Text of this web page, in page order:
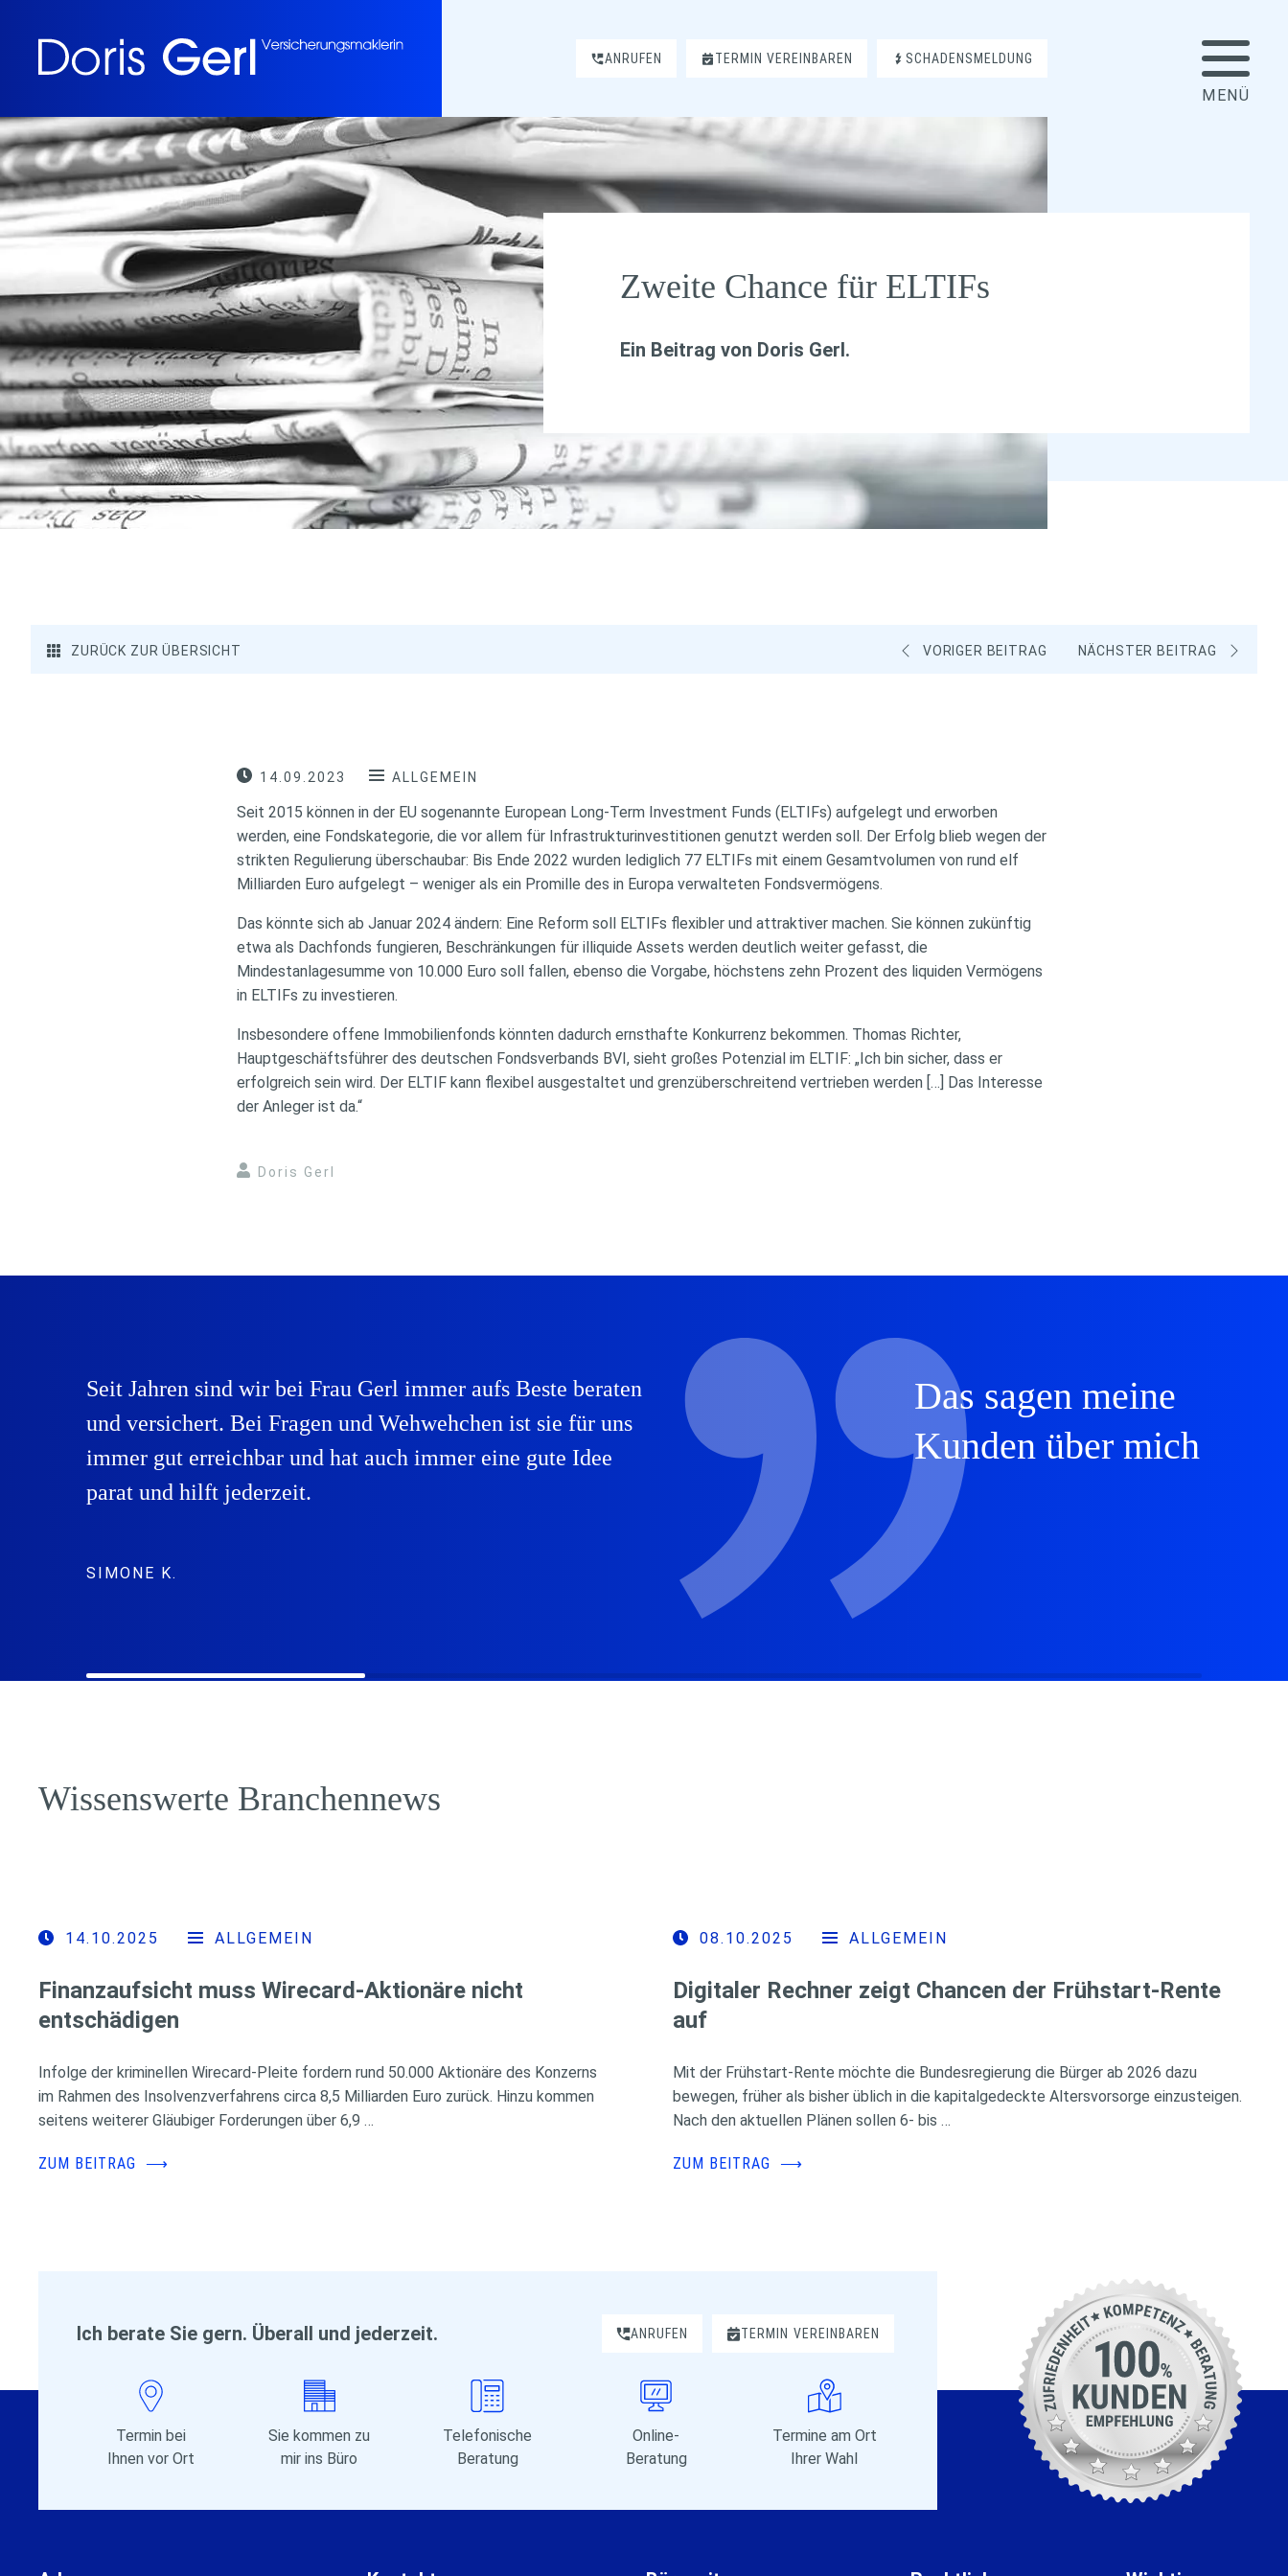
ANRUFEN TERMIN VEREINBAREN SCHADENSMELDUNG
Zweite Chance für ELTIFs
Ein Beitrag von Doris Gerl.
ZURÜCK ZUR ÜBERSICHT VORIGER BEITRAG NÄCHSTER BEITRAG
14.09.2023 ALLGEMEIN
Seit 2015 können in der EU sogenannte European Long-Term Investment Funds (ELTIFs) aufgelegt und erworben
werden, eine Fondskategorie, die vor allem für Infrastrukturinvestitionen genutzt werden soll. Der Erfolg blieb wegen der
strikten Regulierung überschaubar: Bis Ende 2022 wurden lediglich 77 ELTIFs mit einem Gesamtvolumen von rund elf
Milliarden Euro aufgelegt – weniger als ein Promille des in Europa verwalteten Fondsvermögens.
Das könnte sich ab Januar 2024 ändern: Eine Reform soll ELTIFs flexibler und attraktiver machen. Sie können zukünftig
etwa als Dachfonds fungieren, Beschränkungen für illiquide Assets werden deutlich weiter gefasst, die
Mindestanlagesumme von 10.000 Euro soll fallen, ebenso die Vorgabe, höchstens zehn Prozent des liquiden Vermögens
in ELTIFs zu investieren.
Insbesondere offene Immobilienfonds könnten dadurch ernsthafte Konkurrenz bekommen. Thomas Richter,
Hauptgeschäftsführer des deutschen Fondsverbands BVI, sieht großes Potenzial im ELTIF: „Ich bin sicher, dass er
erfolgreich sein wird. Der ELTIF kann flexibel ausgestaltet und grenzüberschreitend vertrieben werden […] Das Interesse
der Anleger ist da.“
Doris Gerl
Das sagen meine
Kunden über mich
Seit Jahren sind wir bei Frau Gerl immer aufs Beste beraten
und versichert. Bei Fragen und Wehwehchen ist sie für uns
immer gut erreichbar und hat auch immer eine gute Idee
parat und hilft jederzeit.
SIMONE K.
Wissenswerte Branchennews
14.10.2025 ALLGEMEIN
Finanzaufsicht muss Wirecard-Aktionäre nicht
entschädigen
Infolge der kriminellen Wirecard-Pleite fordern rund 50.000 Aktionäre des Konzerns
im Rahmen des Insolvenzverfahrens circa 8,5 Milliarden Euro zurück. Hinzu kommen
seitens weiterer Gläubiger Forderungen über 6,9 …
ZUM BEITRAG ⟶
08.10.2025 ALLGEMEIN
Digitaler Rechner zeigt Chancen der Frühstart-Rente
auf
Mit der Frühstart-Rente möchte die Bundesregierung die Bürger ab 2026 dazu
bewegen, früher als bisher üblich in die kapitalgedeckte Altersvorsorge einzusteigen.
Nach den aktuellen Plänen sollen 6- bis …
ZUM BEITRAG ⟶
Ich berate Sie gern. Überall und jederzeit. ANRUFEN TERMIN VEREINBAREN
Termin bei
Ihnen vor Ort
Sie kommen zu
mir ins Büro
Telefonische
Beratung
Online-
Beratung
Termine am Ort
Ihrer Wahl